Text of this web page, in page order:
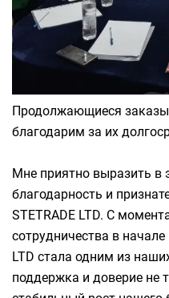
Продолжающиеся заказы
благодарим за их
Мне приятно выразить в
благодарность и
STETRADE LTD. С
сотрудничества в
LTD стала одним из
поддержка и доверие не